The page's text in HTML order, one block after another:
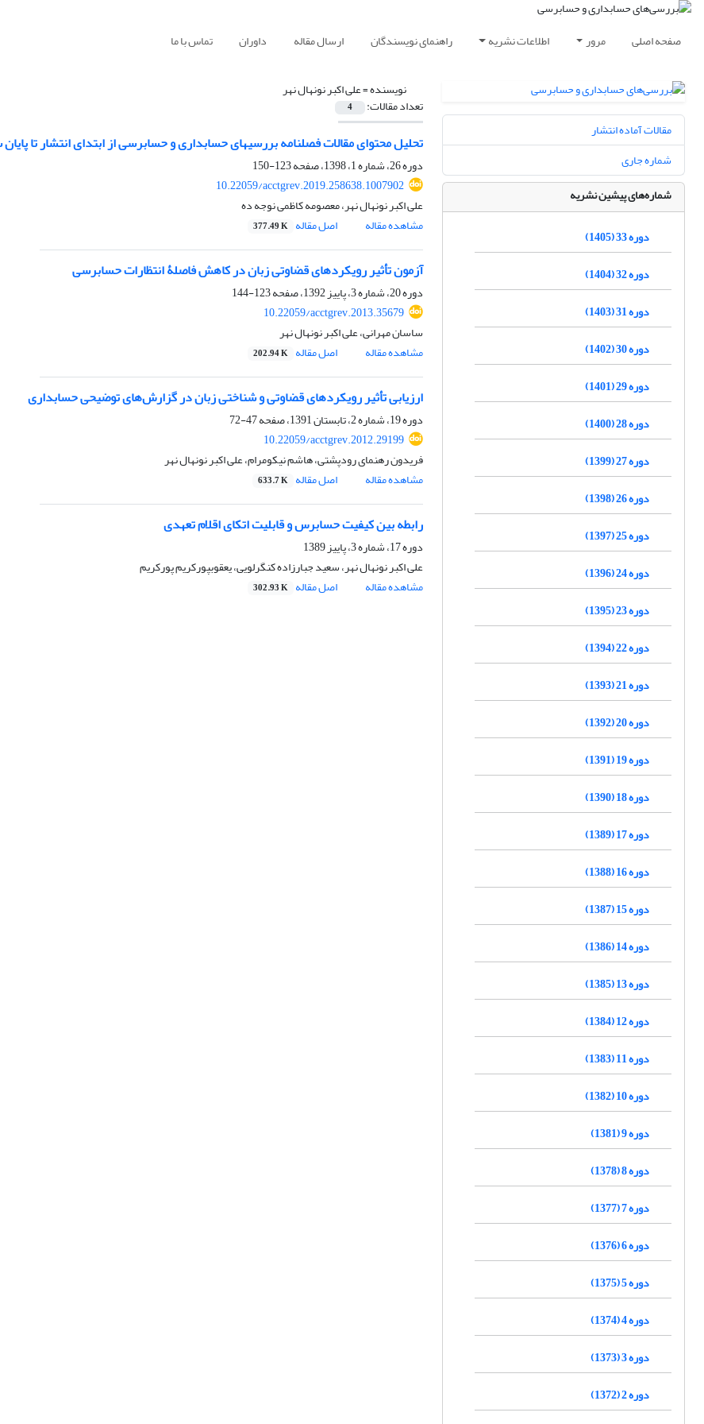
صفحه اصلی مرور اطلاعات نشریه راهنمای نویسندگان ارسال مقاله داوران تماس با ما
نویسنده =علی اکبر نونهال نهر
تعداد مقالات: 4
تحلیل محتوای مقالات فصلنامه بررسی‎های حسابداری و حسابرسی از ابتدای انتشار تا پایان سال 1396
دوره 26، شماره 1، 1398، صفحه
123-150
10.22059/acctgrev.2019.258638.1007902
علی اکبر نونهال نهر، معصومه کاظمی نوجه ده
مشاهده مقاله
اصل مقاله 377.49 K
آزمون تأثیر رویکردهای قضاوتی زبان در کاهش فاصلۀ انتظارات حسابرسی
دوره 20، شماره 3، پاییز 1392، صفحه
123-144
10.22059/acctgrev.2013.35679
ساسان مهرانی، علی اکبر نونهال نهر
مشاهده مقاله
اصل مقاله 202.94 K
ارزیابی تأثیر رویکردهای قضاوتی و شناختی زبان در گزارش‌های توضیحی حسابداری
دوره 19، شماره 2، تابستان 1391، صفحه
47-72
10.22059/acctgrev.2012.29199
فریدون رهنمای رودپشتی، هاشم نیکومرام، علی اکبر نونهال نهر
مشاهده مقاله
اصل مقاله 633.7 K
رابطه بین کیفیت حسابرس و قابلیت اتکای اقلام تعهدی
دوره 17، شماره 3، پاییز 1389
علی اکبر نونهال نهر، سعید جبارزاده کنگرلویی، یعقوب‎پورکریم پورکریم
مشاهده مقاله
اصل مقاله 302.93 K
مقالات آماده انتشار
شماره جاری
شماره‌های پیشین نشریه
دوره 33 (1405)
دوره 32 (1404)
دوره 31 (1403)
دوره 30 (1402)
دوره 29 (1401)
دوره 28 (1400)
دوره 27 (1399)
دوره 26 (1398)
دوره 25 (1397)
دوره 24 (1396)
دوره 23 (1395)
دوره 22 (1394)
دوره 21 (1393)
دوره 20 (1392)
دوره 19 (1391)
دوره 18 (1390)
دوره 17 (1389)
دوره 16 (1388)
دوره 15 (1387)
دوره 14 (1386)
دوره 13 (1385)
دوره 12 (1384)
دوره 11 (1383)
دوره 10 (1382)
دوره 9 (1381)
دوره 8 (1378)
دوره 7 (1377)
دوره 6 (1376)
دوره 5 (1375)
دوره 4 (1374)
دوره 3 (1373)
دوره 2 (1372)